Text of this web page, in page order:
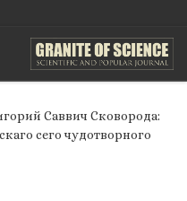
Саввич Сковорода:
сего чудотворного